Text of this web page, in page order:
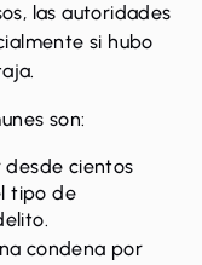
las autoridades
si hubo
son:
desde cientos
tipo de
condena por